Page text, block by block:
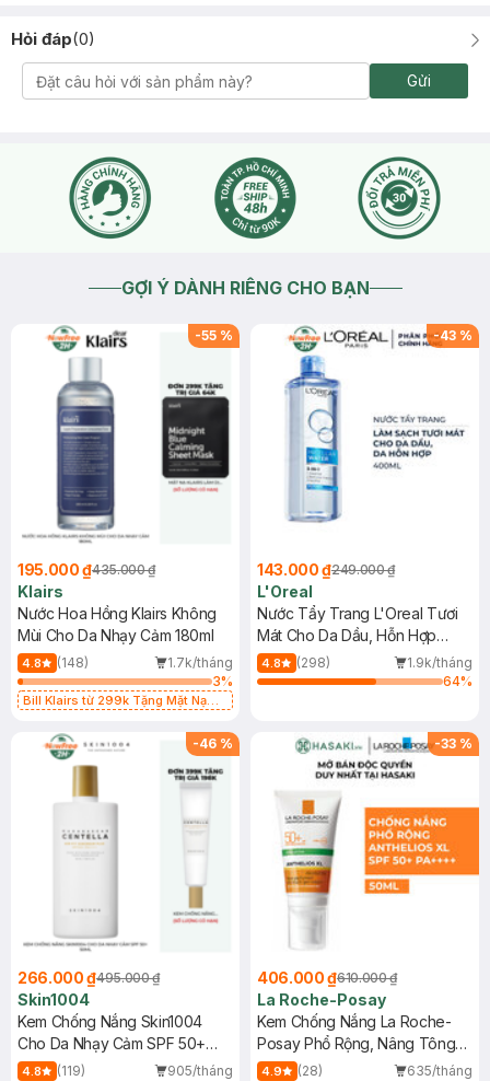
Hỏi đáp(0)
Gửi
GỢI Ý DÀNH RIÊNG CHO BẠN
-55 %
195.000 ₫435.000 ₫
Klairs
Nước Hoa Hồng Klairs Không
Mùi Cho Da Nhạy Cảm 180ml
4.8 (148)
1.7k/tháng
3%
Bill Klairs từ 299k Tặng Mặt Nạ
25ml (SL Có Hạn)
-43 %
143.000 ₫249.000 ₫
L'Oreal
Nước Tẩy Trang L'Oreal Tươi
Mát Cho Da Dầu, Hỗn Hợp
400ml
4.8 (298)
1.9k/tháng
64%
-46 %
266.000 ₫495.000 ₫
Skin1004
Kem Chống Nắng Skin1004
Cho Da Nhạy Cảm SPF 50+
50ml
4.8 (119)
905/tháng
-33 %
406.000 ₫610.000 ₫
La Roche-Posay
Kem Chống Nắng La Roche-
Posay Phổ Rộng, Nâng Tông
Kiềm Dầu 50ml
4.9 (28)
635/tháng